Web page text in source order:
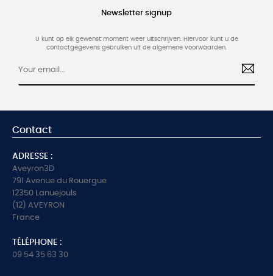
Newsletter signup
U kunt op elk gewenst moment weer uitschrijven. Hiervoor kunt u de
contactgegevens gebruiken uit de algemene voorwaarden.
Contact
ADRESSE :
Aveyron3D
791 Avenue du Rouergue
12350 Lanuejouls
(12) AVEYRON
France
TÉLÉPHONE :
09 54 35 63 30